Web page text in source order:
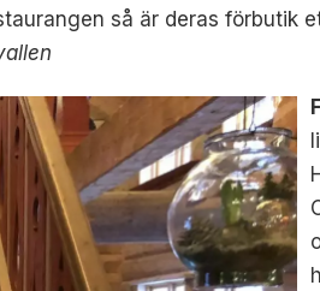
så är deras förbutik